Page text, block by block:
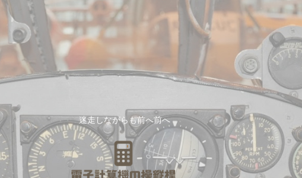
迷走しながらも前へ前へ